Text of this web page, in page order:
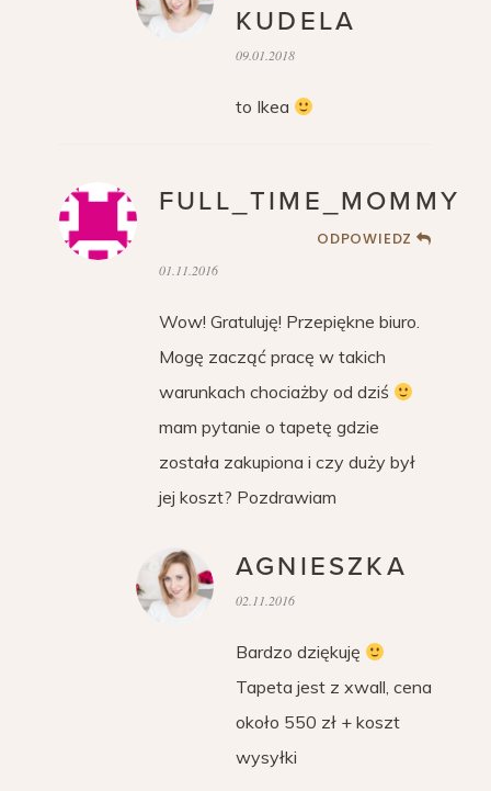
KUDELA
09.01.2018
to Ikea
FULL_TIME_MOMMY
ODPOWIEDZ
01.11.2016
Wow! Gratuluję! Przepiękne biuro.
Mogę zacząć pracę w takich
warunkach chociażby od dziś
mam pytanie o tapetę gdzie
została zakupiona i czy duży był
jej koszt? Pozdrawiam
AGNIESZKA
02.11.2016
Bardzo dziękuję
Tapeta jest z xwall, cena
około 550 zł + koszt
wysyłki